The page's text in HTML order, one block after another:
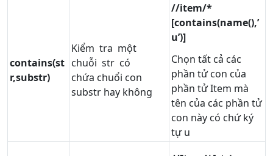
contains(st
r,substr)
Kiểm tra một
chuỗi str có
chứa chuổi con
substr hay không
//item/*
[contains(name(),’
u’)]
Chọn tất cả các
phần tử con của
phần tử Item mà
tên của các phần tử
con này có chứ ký
tự u